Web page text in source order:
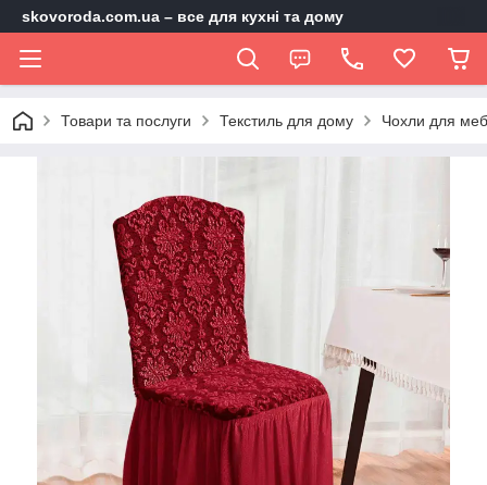
skovoroda.com.ua – все для кухні та дому
Товари та послуги Текстиль для дому Чохли для